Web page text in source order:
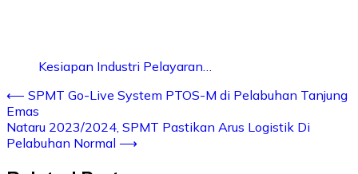
Kesiapan Industri Pelayaran…
⟵ SPMT Go-Live System PTOS-M di Pelabuhan Tanjung
Emas
Nataru 2023/2024, SPMT Pastikan Arus Logistik Di
Pelabuhan Normal ⟶